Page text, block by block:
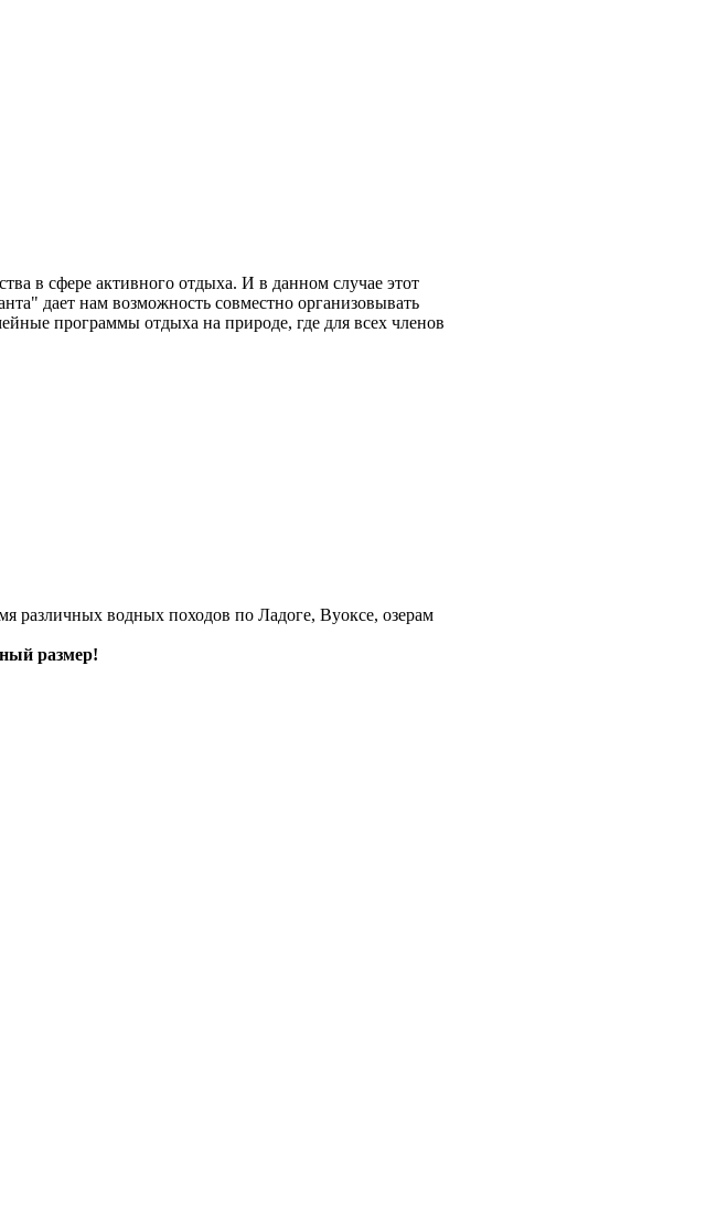
в сфере активного отдыха. И в данном случае этот
дает нам возможность совместно организовывать
программы отдыха на природе, где для всех членов
различных водных походов по Ладоге, Вуоксе, озерам
размер!